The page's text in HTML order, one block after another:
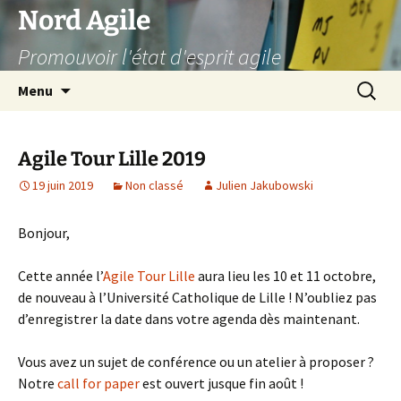
Aller
contenu
Nord Agile
Promouvoir l'état d'esprit agile
Menu
Agile Tour Lille 2019
19 juin 2019 Non classé Julien Jakubowski
Bonjour,
Cette année l’Agile Tour Lille aura lieu les 10 et 11 octobre,
de nouveau à l’Université Catholique de Lille ! N’oubliez pas
d’enregistrer la date dans votre agenda dès maintenant.
Vous avez un sujet de conférence ou un atelier à proposer ?
Notre call for paperest ouvert jusque fin août !